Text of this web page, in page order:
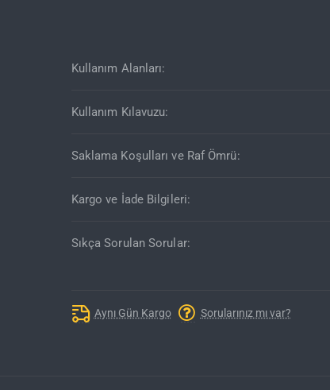
Kullanım Alanları:
Kullanım Kılavuzu:
Saklama Koşulları ve Raf Ömrü:
Kargo ve İade Bilgileri:
Sıkça Sorulan Sorular:
Aynı Gün Kargo Sorularınız mı var?